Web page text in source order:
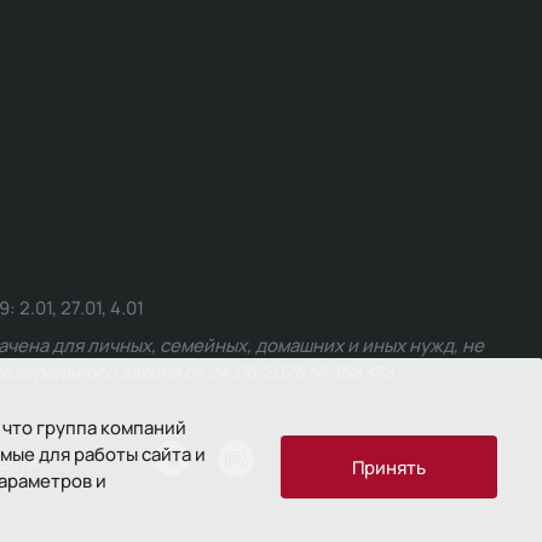
группа компаний
для работы сайта и
и
Принять
27.01, 4.01
для личных, семейных, домашних и иных нужд, не